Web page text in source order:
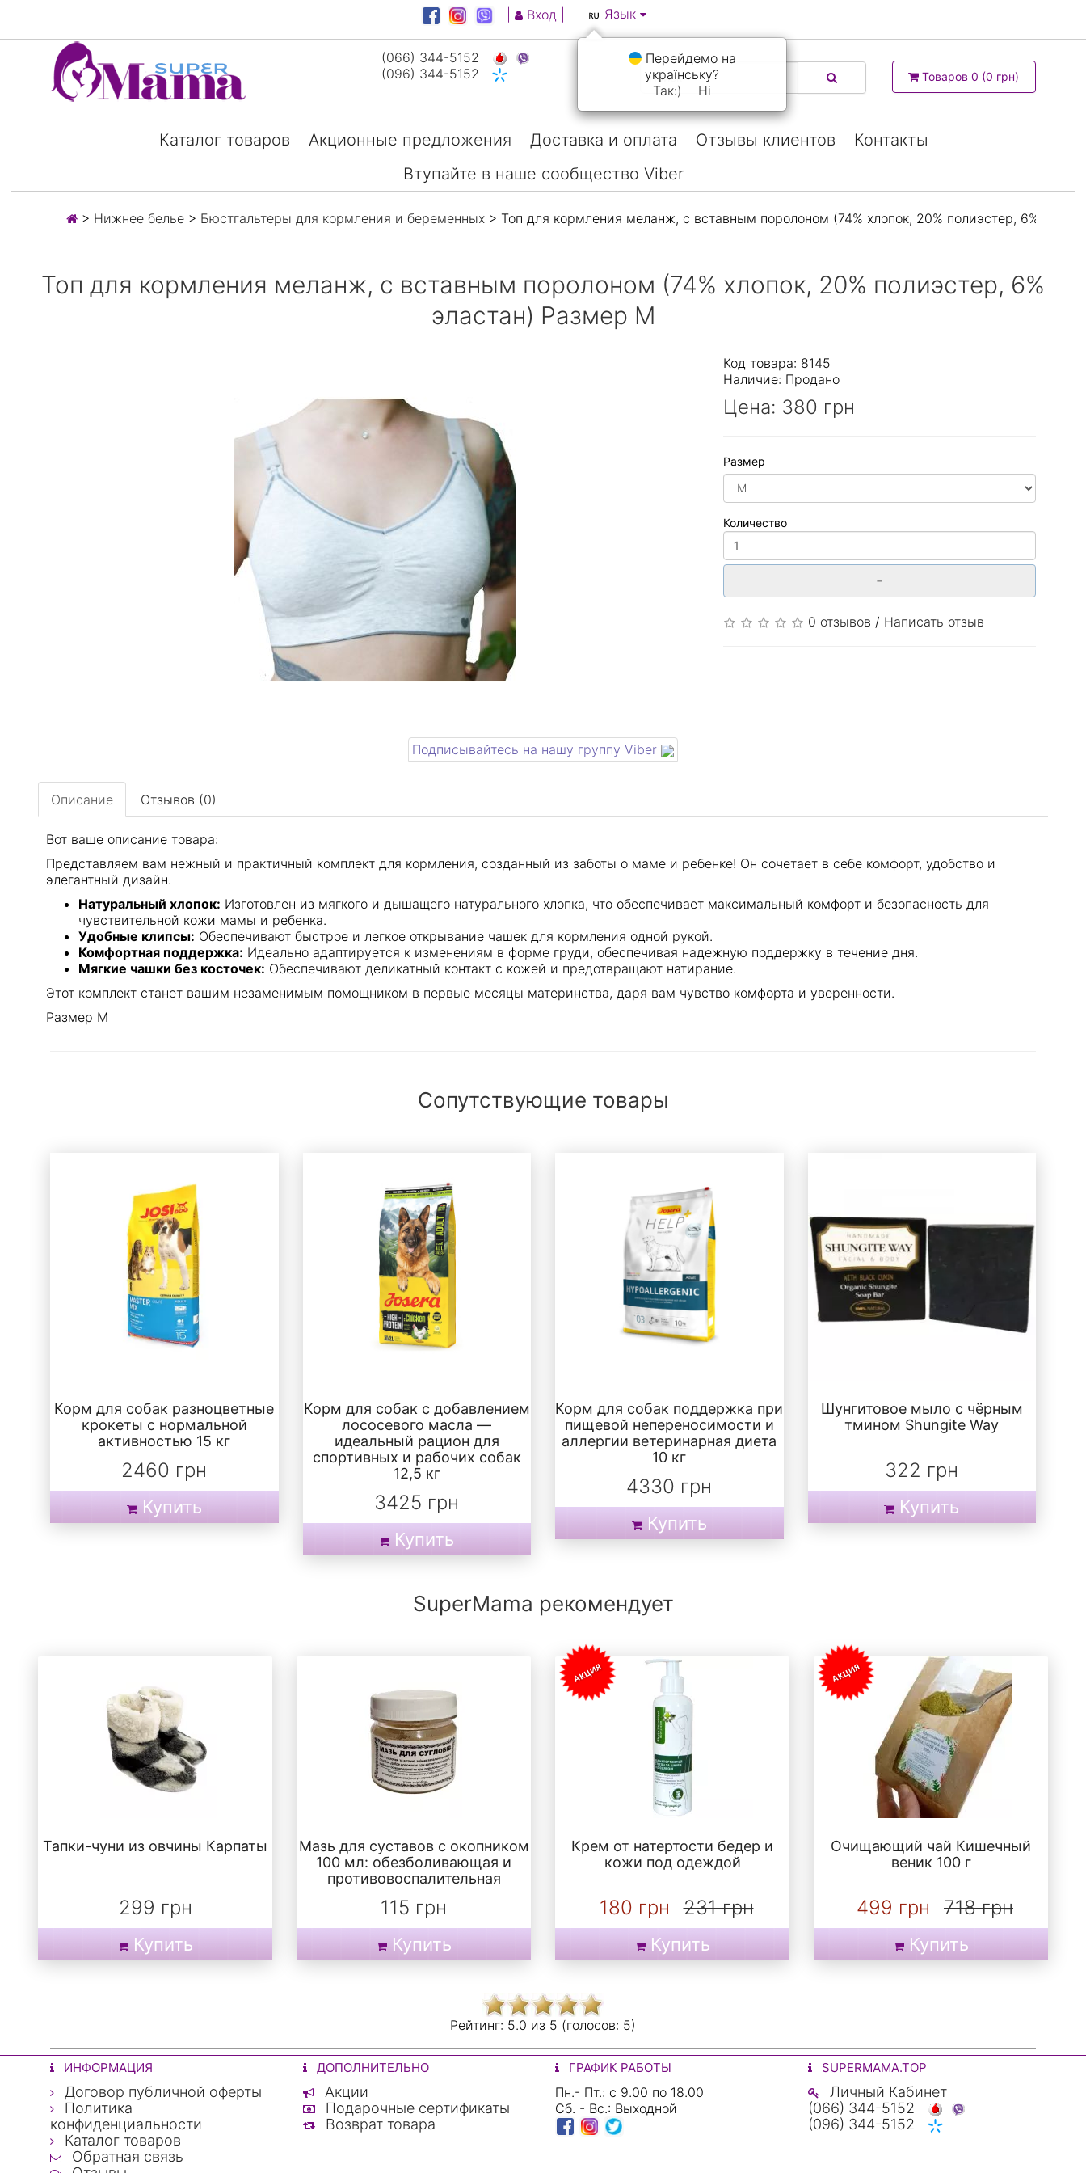
Вход Язык
(066) 344-5152
(096) 344-5152
Товаров 0 (0 грн)
Каталог товаров Акционные предложения Доставка и оплата Отзывы клиентов
Контакты
Втупайте в наше сообщество Viber
> Нижнее белье > Бюстгальтеры для кормления и беременных > Топ для кормления меланж, с вставным поролоном (74% хлопок, 20% полиэстер, 6%
Топ для кормления меланж, с вставным поролоном (74% хлопок, 20% полиэстер, 6%
эластан) Размер М
Код товара: 8145
Наличие: Продано
Цена: 380 грн
Размер
Количество
-
0 отзывов / Написать отзыв
Подписывайтесь на нашу группу Viber
Описание Отзывов (0)
Вот ваше описание товара:
Представляем вам нежный и практичный комплект для кормления, созданный из заботы о маме и ребенке! Он сочетает в себе комфорт, удобство и
элегантный дизайн.
Натуральный хлопок: Изготовлен из мягкого и дышащего натурального хлопка, что обеспечивает максимальный комфорт и безопасность для
чувствительной кожи мамы и ребенка.
Удобные клипсы: Обеспечивают быстрое и легкое открывание чашек для кормления одной рукой.
Комфортная поддержка: Идеально адаптируется к изменениям в форме груди, обеспечивая надежную поддержку в течение дня.
Мягкие чашки без косточек: Обеспечивают деликатный контакт с кожей и предотвращают натирание.
Этот комплект станет вашим незаменимым помощником в первые месяцы материнства, даря вам чувство комфорта и уверенности.
Размер М
Сопутствующие товары
Корм для собак разноцветные
крокеты с нормальной
активностью 15 кг
2460 грн
Купить
Корм для собак с добавлением
лососевого масла —
идеальный рацион для
спортивных и рабочих собак
12,5 кг
3425 грн
Купить
Корм для собак поддержка при
пищевой непереносимости и
аллергии ветеринарная диета
10 кг
4330 грн
Купить
Шунгитовое мыло с чёрным
тмином Shungite Way
322 грн
Купить
SuperMama рекомендует
Тапки-чуни из овчины Карпаты
299 грн
Купить
Мазь для суставов с окопником
100 мл: обезболивающая и
противовоспалительная
115 грн
Купить
Крем от натертости бедер и
кожи под одеждой
АКЦИЯ
180 грн 231 грн
Купить
Очищающий чай Кишечный
веник 100 г
АКЦИЯ
499 грн 718 грн
Купить
Рейтинг: 5.0 из 5 (голосов: 5)
ИНФОРМАЦИЯ
Договор публичной оферты
Политика
конфиденциальности
Каталог товаров
Обратная связь
ДОПОЛНИТЕЛЬНО
Акции
Подарочные сертификаты
Возврат товара
ГРАФИК РАБОТЫ
Пн.- Пт.: с 9.00 по 18.00
Сб. - Вс.: Выходной
SUPERMAMA.TOP
Личный Кабинет
(066) 344-5152
(096) 344-5152
Перейдемо на
українську?
Так:)
Ні